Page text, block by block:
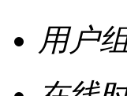
用户